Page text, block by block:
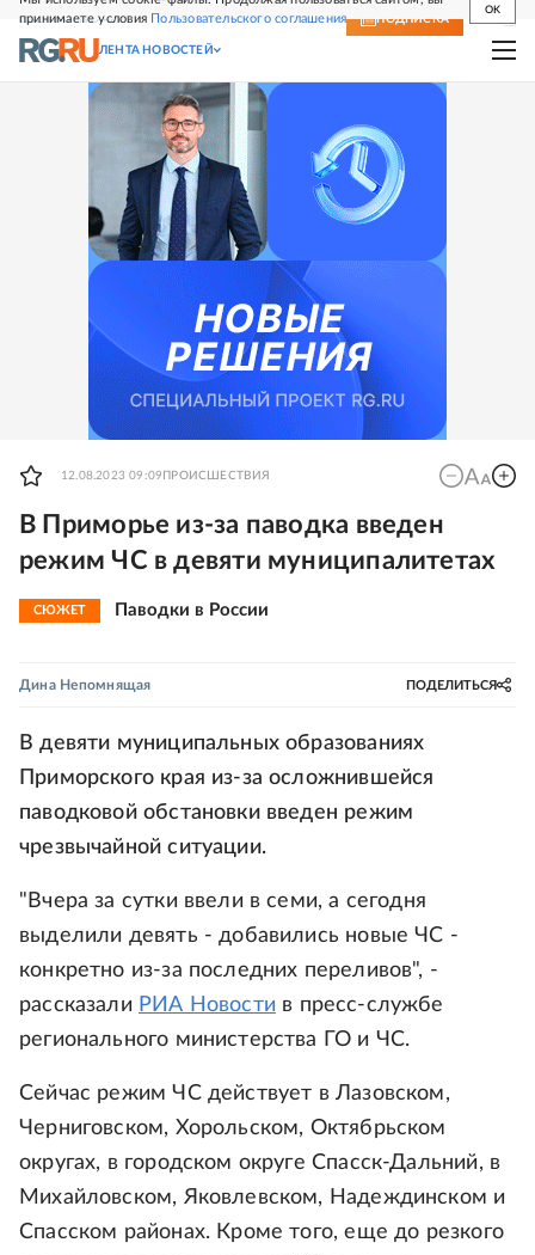
принимаете условия Пользовательского соглашения
OK
СВЕЖИЙ НОМЕР ПОДПИСКА
ЛЕНТА НОВОСТЕЙ
12.08.2023 09:09 ПРОИСШЕСТВИЯ
В Приморье из-за паводка введен
режим ЧС в девяти муниципалитетах
СЮЖЕТ Паводки в России
Дина Непомнящая ПОДЕЛИТЬСЯ
В девяти муниципальных образованиях
Приморского края из-за осложнившейся
паводковой обстановки введен режим
чрезвычайной ситуации.
"Вчера за сутки ввели в семи, а сегодня
выделили девять - добавились новые ЧС -
конкретно из-за последних переливов", -
рассказали РИА Новости в пресс-службе
регионального министерства ГО и ЧС.
Сейчас режим ЧС действует в Лазовском,
Черниговском, Хорольском, Октябрьском
округах, в городском округе Спасск-Дальний, в
Михайловском, Яковлевском, Надеждинском и
Спасском районах. Кроме того, еще до резкого